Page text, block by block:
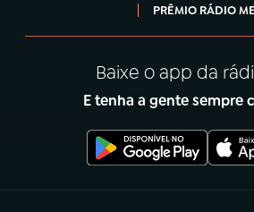
PRÊMIO RÁDIO
Baixe o app da
E tenha a gente sempre